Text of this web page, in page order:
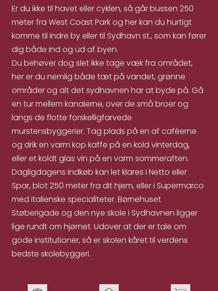
Er du ikke til havet eller cyklen, så går bussen 250
meter fra West Coast Park og her kan du hurtigt
komme til indre by eller til Sydhavn st., som kan fører
dig både ind og ud af byen.
Du behøver dog slet ikke tage væk fra området,
her er du nemlig både tæt på vandet, grønne
områder og alt det sydhavnen har at byde på. Gå
en tur mellem kanalerne, over de små broer og
langs de flotte forskelligfarvede
murstensbyggerier. Tag plads på en af caféerne
og drik en varm kop kaffe på en kold vinterdag,
eller et koldt glas vin på en varm sommeraften.
Dagligdagens indkøb kan let klares i Netto eller
Spar, blot 250 meter fra dit hjem, eller i Supermarco
med italienske specialiteter. Børnehuset
Støberigade og den nye skole i Sydhavnen ligger
lige rundt om hjørnet. Udover at der er tale om
gode institutioner, så er skolen kåret til verdens
bedste skolebyggeri.